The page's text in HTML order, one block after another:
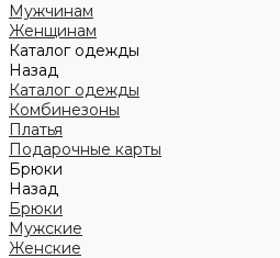
Мужчинам
Женщинам
Каталог одежды
Назад
Каталог одежды
Комбинезоны
Платья
Подарочные карты
Брюки
Назад
Брюки
Мужские
Женские